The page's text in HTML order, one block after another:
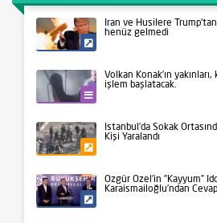
İran ve Husilere
henüz gelmedi
Volkan Konak’ın
işlem başlatacak.
İstanbul’da Sokak
Kişi Yaralandı
Özgür Özel’in ”Kayyum”
Karaismailoğlu’ndan Cevap